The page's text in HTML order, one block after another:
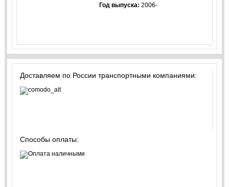
Год выпуска: 2006-
Доставляем по России транспортными компаниями:
Способы оплаты: